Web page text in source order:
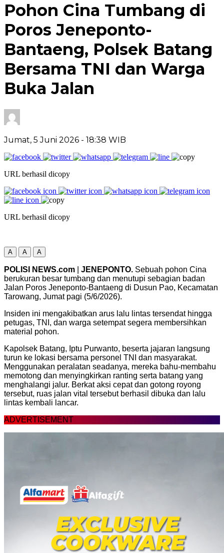
Pohon Cina Tumbang di
Poros Jeneponto-
Bantaeng, Polsek Batang
Bersama TNI dan Warga
Buka Jalan
Jumat, 5 Juni 2026 - 18:38 WIB
URL berhasil dicopy
URL berhasil dicopy
A A A
POLISI NEWS.com JENEPONTO. Sebuah pohon Cina
berukuran besar tumbang dan menutupi sebagian badan
Jalan Poros Jeneponto-Bantaeng di Dusun Pao, Kecamatan
Tarowang, Jumat pagi (5/6/2026).
Insiden ini mengakibatkan arus lalu lintas tersendat hingga
petugas, TNI, dan warga setempat segera membersihkan
material pohon.
Kapolsek Batang, Iptu Purwanto, beserta jajaran langsung
turun ke lokasi bersama personel TNI dan masyarakat.
Menggunakan peralatan seadanya, mereka bahu-membahu
memotong dan menyingkirkan ranting serta batang yang
menghalangi jalur. Berkat aksi cepat dan gotong royong
tersebut, ruas jalan vital tersebut berhasil dibuka dan lalu
lintas kembali lancar.
ADVERTISEMENT